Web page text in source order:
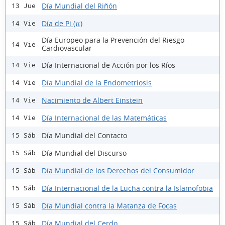
13 Jue Día Mundial del Riñón
14 Vie Día de Pi (π)
14 Vie
Día Europeo para la Prevención del Riesgo
Cardiovascular
14 Vie Día Internacional de Acción por los Ríos
14 Vie Día Mundial de la Endometriosis
14 Vie Nacimiento de Albert Einstein
14 Vie Día Internacional de las Matemáticas
15 Sáb Día Mundial del Contacto
15 Sáb Día Mundial del Discurso
15 Sáb Día Mundial de los Derechos del Consumidor
15 Sáb Día Internacional de la Lucha contra la Islamofobia
15 Sáb Día Mundial contra la Matanza de Focas
15 Sáb